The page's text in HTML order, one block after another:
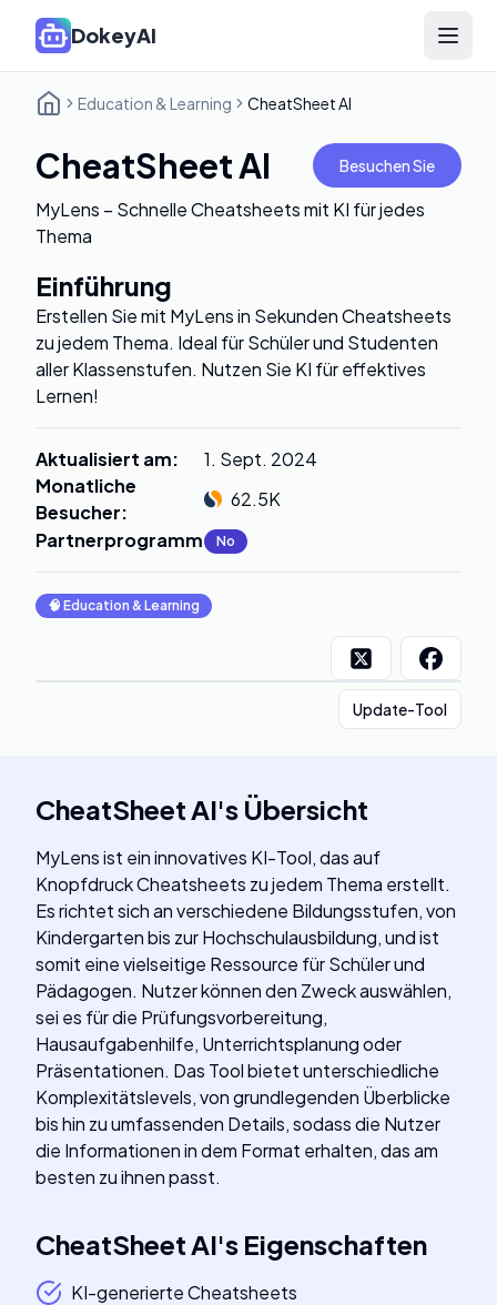
DokeyAI Open
Education & Learning CheatSheet AI
CheatSheet AI Besuchen Sie
MyLens – Schnelle Cheatsheets mit KI für jedes
Thema
Einführung
Erstellen Sie mit MyLens in Sekunden Cheatsheets
zu jedem Thema. Ideal für Schüler und Studenten
aller Klassenstufen. Nutzen Sie KI für effektives
Lernen!
Aktualisiert am:
1. Sept. 2024
Monatliche
Besucher:
62.5K
Partnerprogramm: No
🧠 Education & Learning
Update-Tool
CheatSheet AI's Übersicht
MyLens ist ein innovatives KI-Tool, das auf
Knopfdruck Cheatsheets zu jedem Thema erstellt.
Es richtet sich an verschiedene Bildungsstufen, von
Kindergarten bis zur Hochschulausbildung, und ist
somit eine vielseitige Ressource für Schüler und
Pädagogen. Nutzer können den Zweck auswählen,
sei es für die Prüfungsvorbereitung,
Hausaufgabenhilfe, Unterrichtsplanung oder
Präsentationen. Das Tool bietet unterschiedliche
Komplexitätslevels, von grundlegenden Überblicke
bis hin zu umfassenden Details, sodass die Nutzer
die Informationen in dem Format erhalten, das am
besten zu ihnen passt.
CheatSheet AI's Eigenschaften
KI-generierte Cheatsheets